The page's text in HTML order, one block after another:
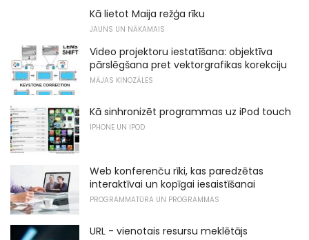
Kā lietot Maija režģa rīku
JAUNS UN NĀKAMAIS
Video projektoru iestatīšana: objektīva
pārslēgšana pret vektorgrafikas korekciju
MĀJAS KINOZĀLES
Kā sinhronizēt programmas uz iPod touch
IPHONE UN IPOD
Web konferenču rīki, kas paredzētas
interaktīvai un kopīgai iesaistīšanai
PROGRAMMATŪRA UN PROGRAMMAS
URL - vienotais resursu meklētājs